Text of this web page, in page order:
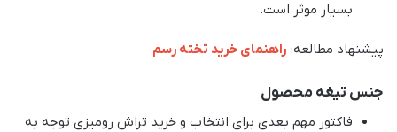
بسیار موثر است.
پیشنهاد مطالعه: راهنمای خرید تخته رسم
جنس تیغه محصول
فاکتور مهم بعدی برای انتخاب و خرید تراش رومیزی توجه به